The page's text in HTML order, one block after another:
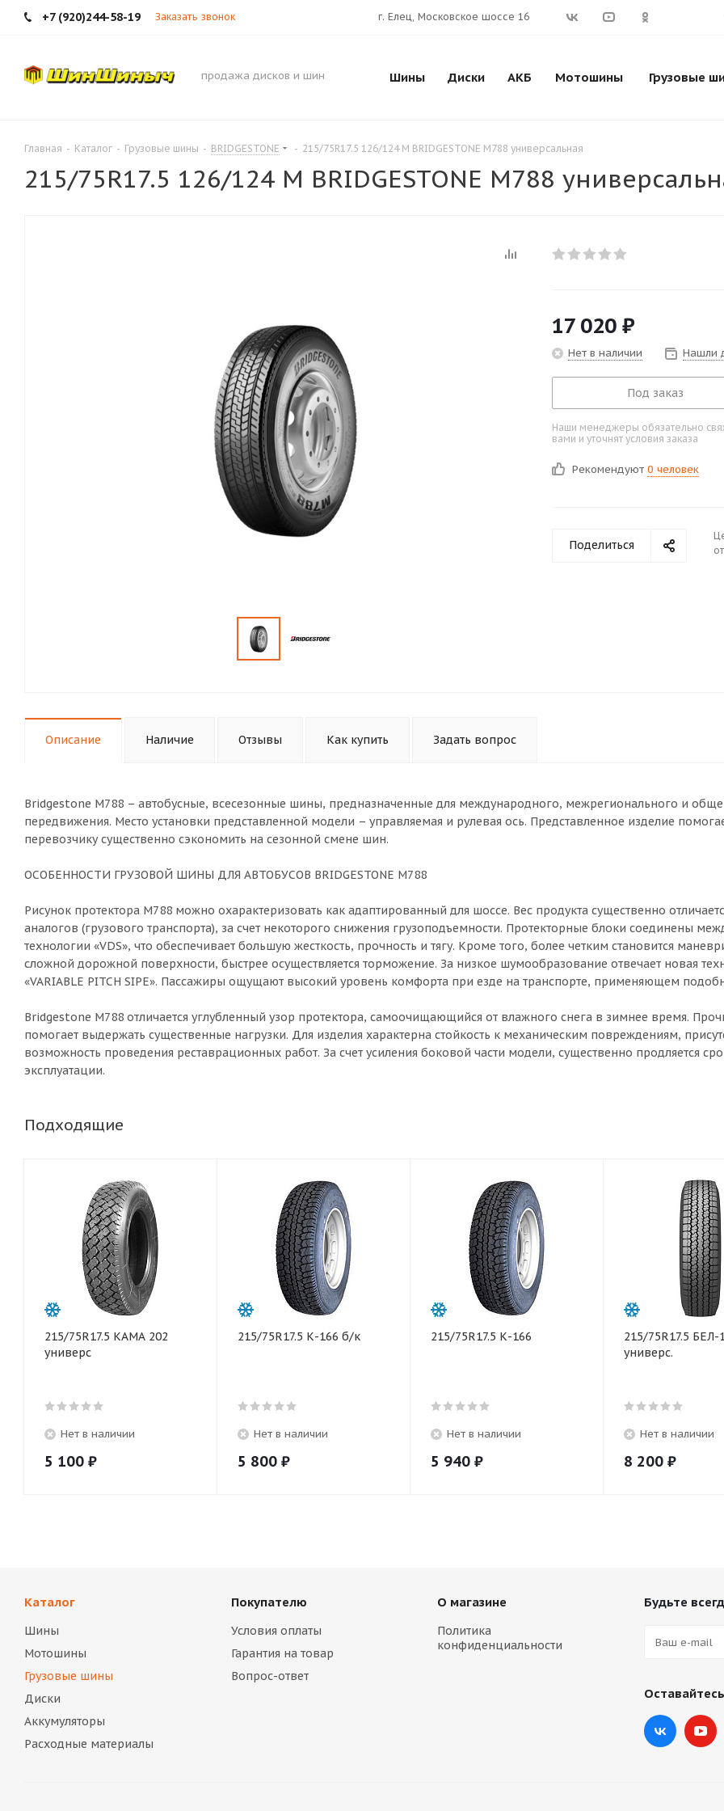
+7 (920)244-58-19 Заказать звонок г. Елец, Московское шоссе 16
продажа дисков и шин Шины Диски АКБ Мотошины Грузовые
Главная - Каталог - Грузовые шины - BRIDGESTONE - 215/75R17.5 126/124 M BRIDGESTONE M788 универсальная
215/75R17.5 126/124 M BRIDGESTONE M788
17 020 ₽
Нет в наличии Нашли
Под заказ
Наши менеджеры обязательно
вами и уточнят условия заказа
Рекомендуют 0 человек
Поделиться
Описание Наличие Отзывы Как купить Задать вопрос
Bridgestone M788 – автобусные, всесезонные шины, предназначенные для международного, межрегионального и
передвижения. Место установки представленной модели – управляемая и рулевая ось. Представленное изделие
перевозчику существенно сэкономить на сезонной смене шин.
ОСОБЕННОСТИ ГРУЗОВОЙ ШИНЫ ДЛЯ АВТОБУСОВ BRIDGESTONE M788
Рисунок протектора M788 можно охарактеризовать как адаптированный для шоссе. Вес продукта существенно
аналогов (грузового транспорта), за счет некоторого снижения грузоподъемности. Протекторные блоки соединены
технологии «VDS», что обеспечивает большую жесткость, прочность и тягу. Кроме того, более четким становится
сложной дорожной поверхности, быстрее осуществляется торможение. За низкое шумообразование отвечает новая
«VARIABLE PITCH SIPE». Пассажиры ощущают высокий уровень комфорта при езде на транспорте, применяющем
Bridgestone M788 отличается углубленный узор протектора, самоочищающийся от влажного снега в зимнее время.
помогает выдержать существенные нагрузки. Для изделия характерна стойкость к механическим повреждениям,
возможность проведения реставрационных работ. За счет усиления боковой части модели, существенно продляется
эксплуатации.
Подходящие
215/75R17.5 КАМА 202
универс
Нет в наличии
5 100 ₽
215/75R17.5 К-166 б/к
Нет в наличии
5 800 ₽
215/75R17.5 К-166
Нет в наличии
5 940 ₽
215/75R17.5 БЕЛ-
универс.
Нет в наличии
8 200 ₽
Каталог
Шины
Мотошины
Грузовые шины
Диски
Аккумуляторы
Расходные материалы
Покупателю
Условия оплаты
Гарантия на товар
Вопрос-ответ
О магазине
Политика
конфиденциальности
Будьте